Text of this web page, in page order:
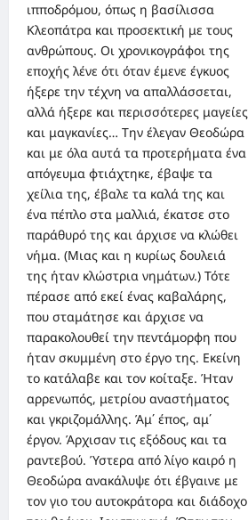
ιπποδρόμου, όπως η βασίλισσα
Κλεοπάτρα και προσεκτική με τους
ανθρώπους. Οι χρονικογράφοι της
εποχής λένε ότι όταν έμενε έγκυος
ήξερε την τέχνη να απαλλάσσεται,
αλλά ήξερε και περισσότερες μαγείες
και μαγκανίες… Την έλεγαν Θεοδώρα
και με όλα αυτά τα προτερήματα ένα
απόγευμα φτιάχτηκε, έβαψε τα
χείλια της, έβαλε τα καλά της και
ένα πέπλο στα μαλλιά, έκατσε στο
παράθυρό της και άρχισε να κλώθει
νήμα. (Μιας και η κυρίως δουλειά
της ήταν κλώστρια νημάτων.) Τότε
πέρασε από εκεί ένας καβαλάρης,
που σταμάτησε και άρχισε να
παρακολουθεί την πεντάμορφη που
ήταν σκυμμένη στο έργο της. Εκείνη
το κατάλαβε και τον κοίταξε. Ήταν
αρρενωπός, μετρίου αναστήματος
και γκριζομάλλης. Άμ΄ έπος, αμ΄
έργον. Άρχισαν τις εξόδους και τα
ραντεβού. Ύστερα από λίγο καιρό η
Θεοδώρα ανακάλυψε ότι έβγαινε με
τον γιο του αυτοκράτορα και διάδοχο